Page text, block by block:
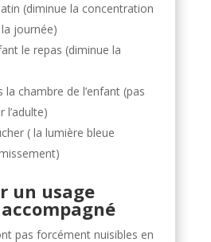
(diminue la concentration
journée)
le repas (diminue la
la chambre de l’enfant (pas
l’adulte)
( la lumière bleue
un usage
pas forcément nuisibles en